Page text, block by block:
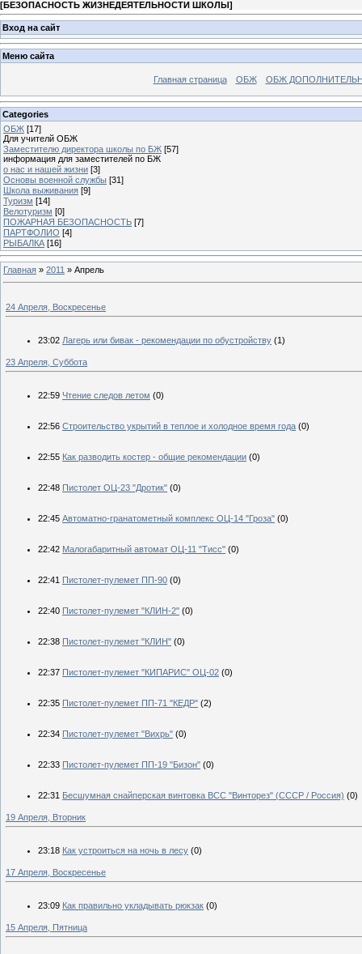
[БЕЗОПАСНОСТЬ ЖИЗНЕДЕЯТЕЛЬНОСТИ ШКОЛЫ]
Вход на сайт
Меню сайта
Главная страница ОБЖ ОБЖ
Categories
ОБЖ [17]
Для учителй ОБЖ
Заместителю директора школы по БЖ [57]
информация для заместителей по БЖ
о нас и нашей жизни [3]
Основы военной службы [31]
Школа выживания [9]
Туризм [14]
Велотуризм [0]
ПОЖАРНАЯ БЕЗОПАСНОСТЬ [7]
ПАРТФОЛИО [4]
РЫБАЛКА [16]
Главная » 2011 » Апрель
24 Апреля, Воскресенье
23:02 Лагерь или бивак - рекомендации по обустройству (1)
23 Апреля, Суббота
22:59 Чтение следов летом (0)
22:56 Строительство укрытий в теплое и холодное время года (0)
22:55 Как разводить костер - общие рекомендации (0)
22:48 Пистолет ОЦ-23 "Дротик" (0)
22:45 Автоматно-гранатометный комплекс ОЦ-14 "Гроза" (0)
22:42 Малогабаритный автомат ОЦ-11 "Тисс" (0)
22:41 Пистолет-пулемет ПП-90 (0)
22:40 Пистолет-пулемет "КЛИН-2" (0)
22:38 Пистолет-пулемет "КЛИН" (0)
22:37 Пистолет-пулемет "КИПАРИС" ОЦ-02 (0)
22:35 Пистолет-пулемет ПП-71 "КЕДР" (2)
22:34 Пистолет-пулемет "Вихрь" (0)
22:33 Пистолет-пулемет ПП-19 "Бизон" (0)
22:31 Бесшумная снайперская винтовка ВСС "Винторез" (СССР / Россия) (0)
19 Апреля, Вторник
23:18 Как устроиться на ночь в лесу (0)
17 Апреля, Воскресенье
23:09 Как правильно укладывать рюкзак (0)
15 Апреля, Пятница